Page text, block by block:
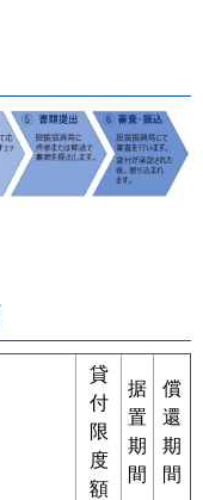
貸
付
限
度
額
据
置
期
間
償
還
期
間